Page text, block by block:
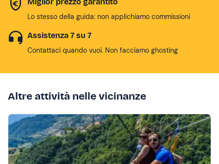
Lo stesso della guida: non applichiamo commissioni
Assistenza 7 su 7
Contattaci quando vuoi. Non facciamo ghosting
Altre attività nelle vicinanze